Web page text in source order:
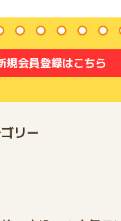
」や「報酬」に関する発
い方のご相談
重複・いたずら・キャンセ
が、相談態度や言動が不
不備がある場合
あった際は、過去の成果
ございます
れた場合
い合わせは、
合、ポイント獲得対象外
規会員登録はこちら
リー